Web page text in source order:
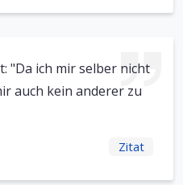
"Da ich mir selber nicht
auch kein anderer zu
Zitat